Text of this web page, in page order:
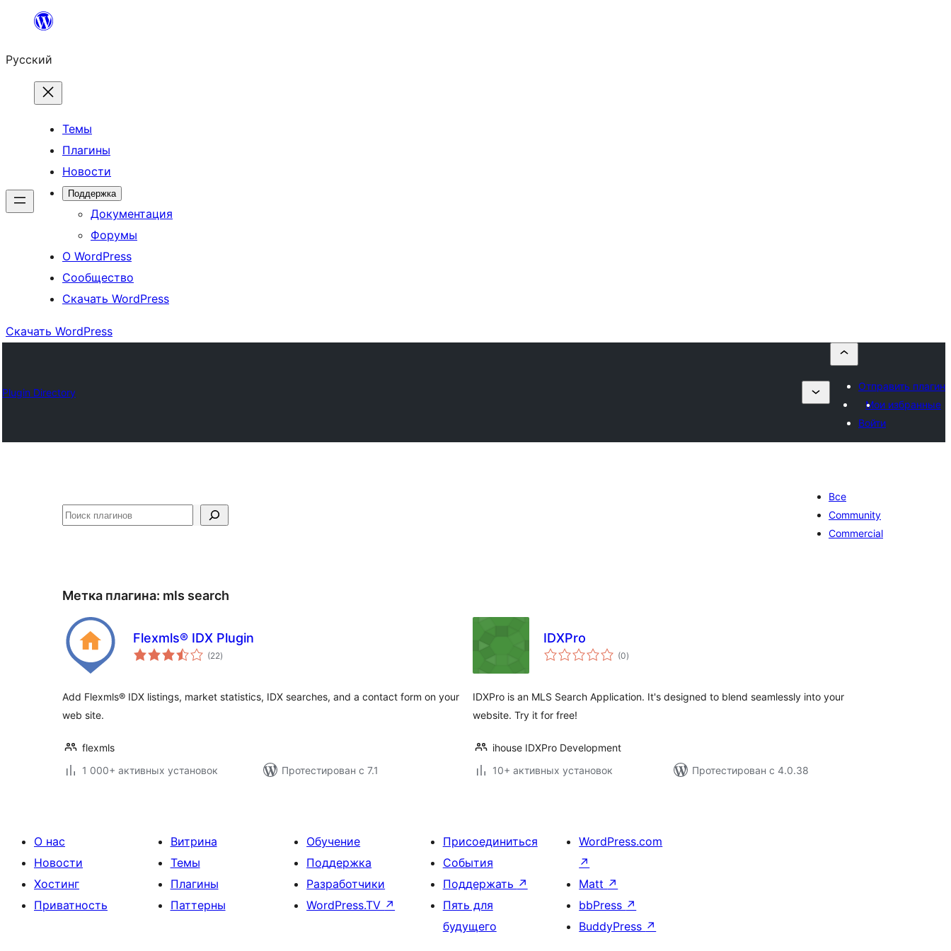
Перейти
содержимому
Русский
Темы
Плагины
Новости
Поддержка
Документация
Форумы
О WordPress
Сообщество
Скачать WordPress
Скачать WordPress
Plugin Directory
Отправить плагин
Мои избранные
Войти
Поиск
Все
Community
Commercial
Метка плагина: mls search
Flexmls® IDX Plugin
(22общий
рейтинг
)
Add Flexmls® IDX listings, market statistics, IDX searches, and a contact form on your
web site.
flexmls
1 000+ активных установок
Протестирован с 7.1
IDXPro
(0общий
рейтинг
)
IDXPro is an MLS Search Application. It's designed to blend seamlessly into your
website. Try it for free!
ihouse IDXPro Development
10+ активных установок
Протестирован с 4.0.38
О нас
Новости
Хостинг
Приватность
Витрина
Темы
Плагины
Паттерны
Обучение
Поддержка
Разработчики
WordPress.TV ↗
Присоединиться
События
Поддержать ↗
Пять для
будущего
WordPress.com
↗
Matt ↗
bbPress ↗
BuddyPress ↗